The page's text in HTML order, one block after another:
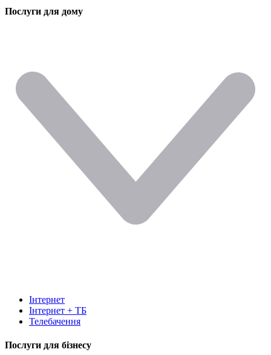
Послуги для дому
Інтернет
Інтернет + ТБ
Телебачення
Послуги для бізнесу